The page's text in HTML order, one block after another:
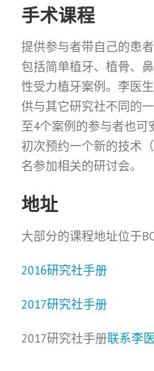
手术课程
提供参与者带自己的患
包括简单植牙、植骨、
性受力植牙案例。李医
供与其它研究社不同的
至4个案例的参与者也
初次预约一个新的技术
名参加相关的研讨会。
地址
大部分的课程地址位于
2016研究社手册
2017研究社手册
2017研究社手册联系李